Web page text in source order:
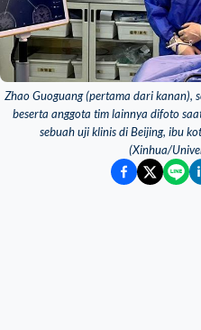
Zhao Guoguang (pertama dari kanan),
beserta anggota tim lainnya difoto
sebuah uji klinis di Beijing, ibu
(Xinhua/